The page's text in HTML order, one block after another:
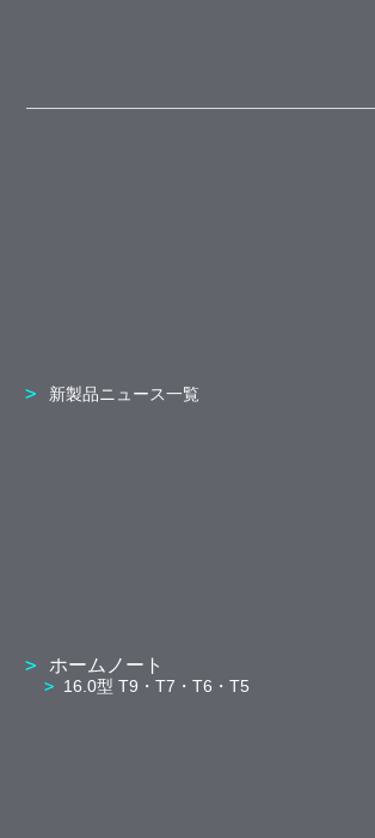
新製品ニュース一覧
ホームノート
16.0型 T9・T7・T6・T5